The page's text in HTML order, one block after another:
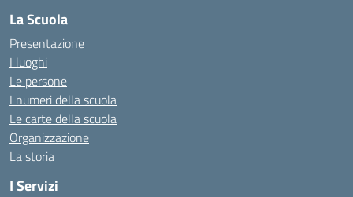
La Scuola
Presentazione
I luoghi
Le persone
I numeri della scuola
Le carte della scuola
Organizzazione
La storia
I Servizi